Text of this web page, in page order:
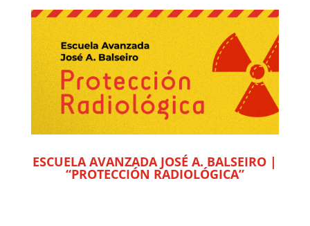
ESCUELA AVANZADA JOSÉ A. BALSEIRO |
“PROTECCIÓN RADIOLÓGICA”